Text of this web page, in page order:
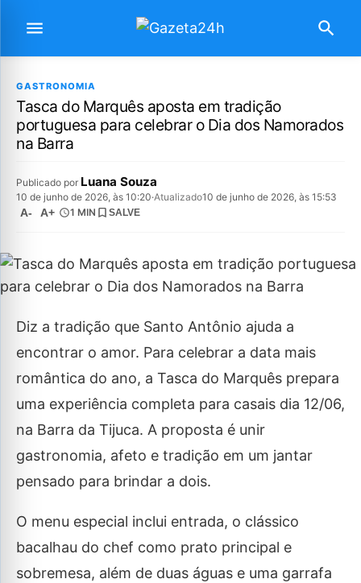
GASTRONOMIA
Tasca do Marquês aposta em tradição
portuguesa para celebrar o Dia dos Namorados
na Barra
Publicado por Luana Souza
10 de junho de 2026, às 10:20·Atualizado10 de junho de 2026, às 15:53
A- A+ 1 MIN SALVE
Diz a tradição que Santo Antônio ajuda a
encontrar o amor. Para celebrar a data mais
romântica do ano, a Tasca do Marquês prepara
uma experiência completa para casais dia 12/06,
na Barra da Tijuca. A proposta é unir
gastronomia, afeto e tradição em um jantar
pensado para brindar a dois.
O menu especial inclui entrada, o clássico
bacalhau do chef como prato principal e
sobremesa, além de duas águas e uma garrafa